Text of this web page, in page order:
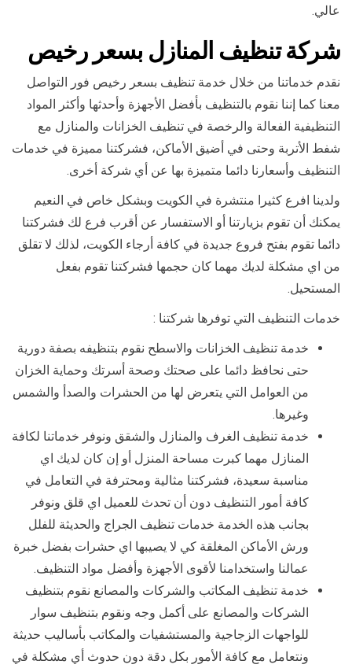
عالي.
شركة تنظيف المنازل بسعر رخيص
نقدم خدماتنا من خلال خدمة تنظيف بسعر رخيص فور التواصل
معنا كما إننا نقوم بالتنظيف بأفضل الأجهزة وأحدثها وأكثر المواد
التنظيفية الفعالة والرخصة في تنظيف الخزانات والمنازل مع
شفط الأتربة وحتى في أضيق الأماكن، فشركتنا مميزة في خدمات
التنظيف وأسعارنا دائما متميزة بها عن أي شركة أخرى.
ولدينا افرع كثيرا منتشرة في الكويت وبشكل خاص في النعيم
يمكنك أن تقوم بزيارتنا أو الاستفسار عن أقرب فرع لك فشركتنا
دائما تقوم بفتح فروع جديدة في كافة أرجاء الكويت، لذلك لا تقلق
من اي مشكلة لديك مهما كان حجمها فشركتنا تقوم بفعل
المستحيل.
خدمات التنظيف التي توفرها شركتنا :
خدمة تنظيف الخزانات والاسطح نقوم بتنظيفه بصفة دورية
حتى نحافظ دائما على صحتك وصحة أسرتك وحماية الخزان
من العوامل التي يتعرض لها من الحشرات والصدأ والشمس
وغيرها.
خدمة تنظيف الغرف والمنازل والشقق ونوفر خدماتنا لكافة
المنازل مهما كبرت مساحة المنزل أو إن كان لديك اي
مناسبة سعيدة، فشركتنا مثالية ومحترفة في التعامل في
كافة أمور التنظيف دون أن تحدث للعميل اي قلق ونوفر
بجانب هذه الخدمة خدمات تنظيف الجراج والحديثة للفلل
ورش الأماكن المغلقة كي لا يصيبها اي حشرات بفضل خبرة
عمالنا واستخدامنا لأقوى الأجهزة وأفضل مواد التنظيف.
خدمة تنظيف المكاتب والشركات والمصانع نقوم بتنظيف
الشركات والمصانع على أكمل وجه ونقوم بتنظيف سوار
للواجهات الزجاجية والمستشفيات والمكاتب بأساليب حديثة
ونتعامل مع كافة الأمور بكل دقة دون حدوث أي مشكلة في